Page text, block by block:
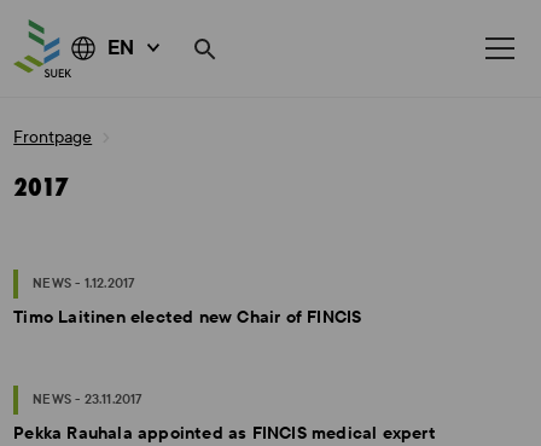
EN
Frontpage
2017
NEWS - 1.12.2017
Timo Laitinen elected new Chair of FINCIS
NEWS - 23.11.2017
Pekka Rauhala appointed as FINCIS medical expert